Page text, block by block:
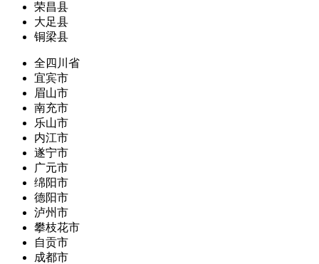
荣昌县
大足县
铜梁县
全四川省
宜宾市
眉山市
南充市
乐山市
内江市
遂宁市
广元市
绵阳市
德阳市
泸州市
攀枝花市
自贡市
成都市